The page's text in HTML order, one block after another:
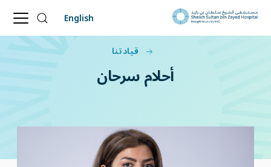
English
قيادتنا
أحلامسرحان